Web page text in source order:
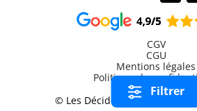
Filtrer
CGV
CGU
Mentions légales
Politique de
© Les Décideurs 2026, tous